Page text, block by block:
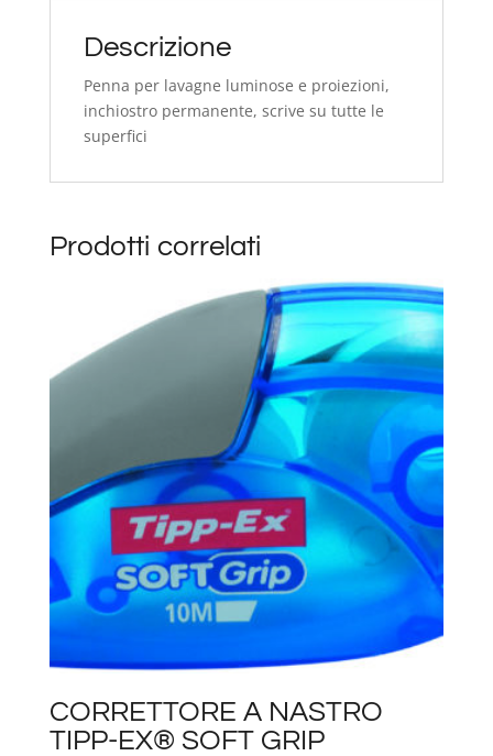
Descrizione
Penna per lavagne luminose e proiezioni,
inchiostro permanente, scrive su tutte le
superfici
Prodotti correlati
CORRETTORE A NASTRO
TIPP-EX® SOFT GRIP